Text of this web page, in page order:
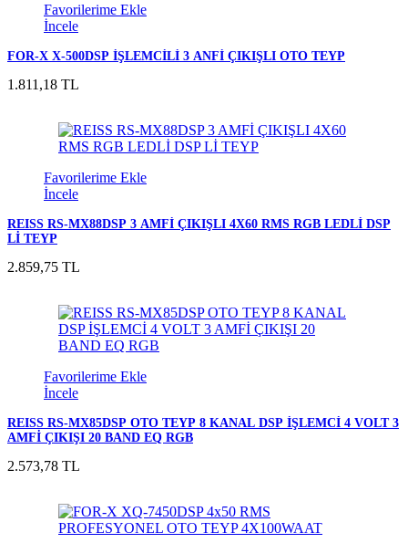
Favorilerime Ekle
İncele
FOR-X X-500DSP İŞLEMCİLİ 3 ANFİ ÇIKIŞLI OTO TEYP
1.811,18 TL
Favorilerime Ekle
İncele
REISS RS-MX88DSP 3 AMFİ ÇIKIŞLI 4X60 RMS RGB LEDLİ DSP
Lİ TEYP
2.859,75 TL
Favorilerime Ekle
İncele
REISS RS-MX85DSP OTO TEYP 8 KANAL DSP İŞLEMCİ 4 VOLT 3
AMFİ ÇIKIŞI 20 BAND EQ RGB
2.573,78 TL